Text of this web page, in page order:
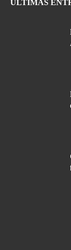
ÚLTIMAS